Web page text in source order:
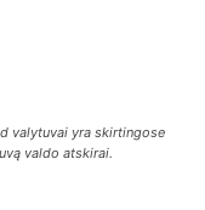
valytuvai yra skirtingose
valdo atskirai.